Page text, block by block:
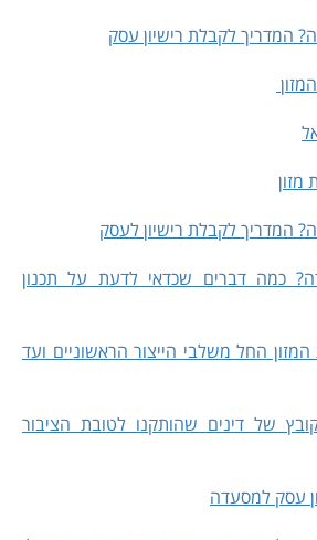
המדריך לקבלת רישיון עסק
מזון
המדריך לקבלת רישיון לעסק
כמה דברים שכדאי לדעת על תכנון
החל משלבי הייצור הראשוניים ועד
של דינים שהותקנו לטובת הציבור
עסק למסעדה